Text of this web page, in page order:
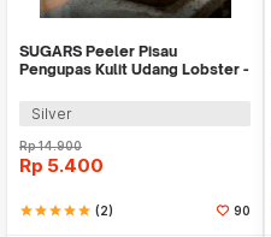
SUGARS Peeler Pisau
Pengupas Kulit Udang Lobster -
Silver
Rp14.900
Rp 5.400
starstarstarstarstar (2) 90